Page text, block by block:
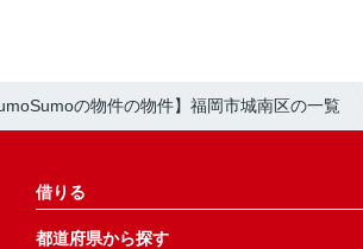
の物件の物件】福岡市城南区の一覧
借りる
都道府県から探す